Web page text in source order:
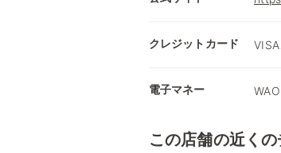
クレジットカード
電子マネー
この店舗の近く